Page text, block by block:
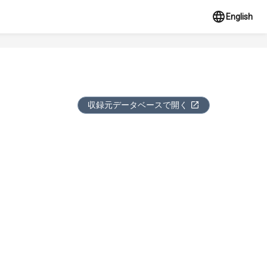
English
収録元データベースで開く